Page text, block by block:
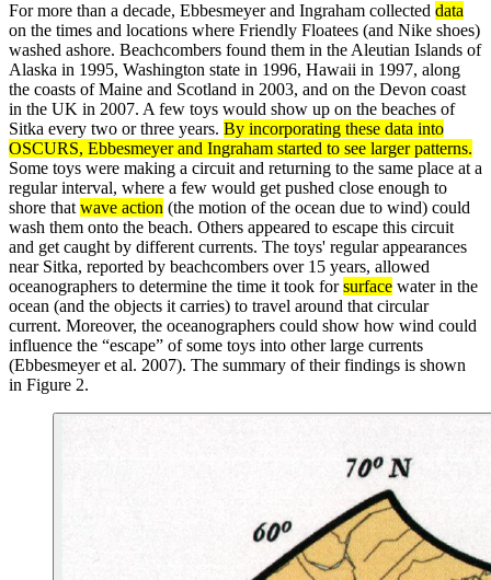
For more than a decade, Ebbesmeyer and Ingraham collected data
on the times and locations where Friendly Floatees (and Nike shoes)
washed ashore. Beachcombers found them in the Aleutian Islands of
Alaska in 1995, Washington state in 1996, Hawaii in 1997, along
the coasts of Maine and Scotland in 2003, and on the Devon coast
in the UK in 2007. A few toys would show up on the beaches of
Sitka every two or three years. By incorporating these data into
OSCURS, Ebbesmeyer and Ingraham started to see larger patterns.
Some toys were making a circuit and returning to the same place at a
regular interval, where a few would get pushed close enough to
shore that wave action (the motion of the ocean due to wind) could
wash them onto the beach. Others appeared to escape this circuit
and get caught by different currents. The toys' regular appearances
near Sitka, reported by beachcombers over 15 years, allowed
oceanographers to determine the time it took forsurface water in the
ocean (and the objects it carries) to travel around that circular
current. Moreover, the oceanographers could show how wind could
influence the “escape” of some toys into other large currents
(Ebbesmeyer et al. 2007). The summary of their findings is shown
in Figure 2.